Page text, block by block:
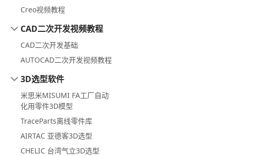
Creo视频教程
CAD二次开发视频教程
CAD二次开发基础
AUTOCAD二次开发视频教程
3D选型软件
米思米MISUMI FA工厂自动
化用零件3D模型
TraceParts离线零件库
AIRTAC 亚德客3D选型
CHELIC 台湾气立3D选型